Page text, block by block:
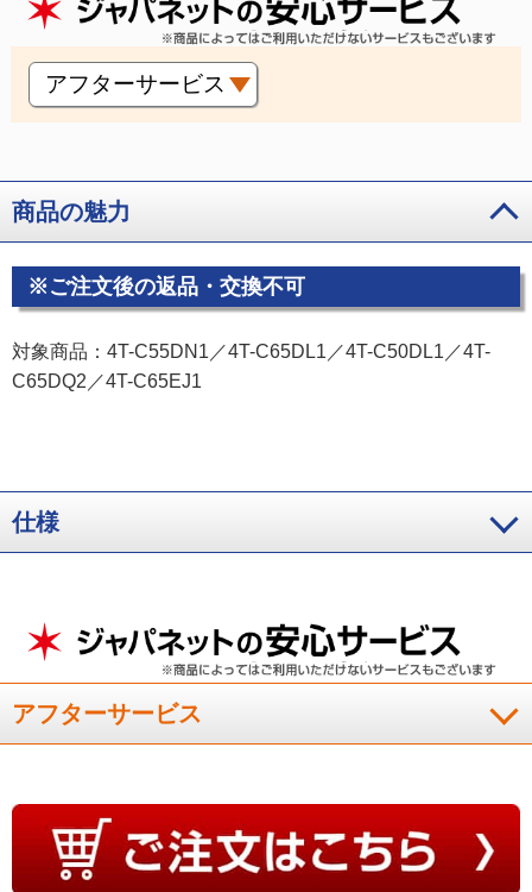
アフターサービス
商品の魅力
※ご注文後の返品・交換不可
対象商品：4T-C55DN1／4T-C65DL1／4T-C50DL1／4T-
C65DQ2／4T-C65EJ1
仕様
アフターサービス